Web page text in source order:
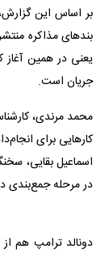
بر اساس این
بند‌های مذاکره
یعنی در همین آغاز
جریان است.
محمد مرندی،
کار‌هایی برای
اسماعیل بقایی،
در مرحله جمع‌بندی
دونالد ترامپ هم از